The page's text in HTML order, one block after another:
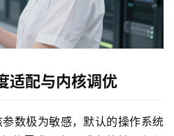
适配与内核调优
数极为敏感，默认的操作系统